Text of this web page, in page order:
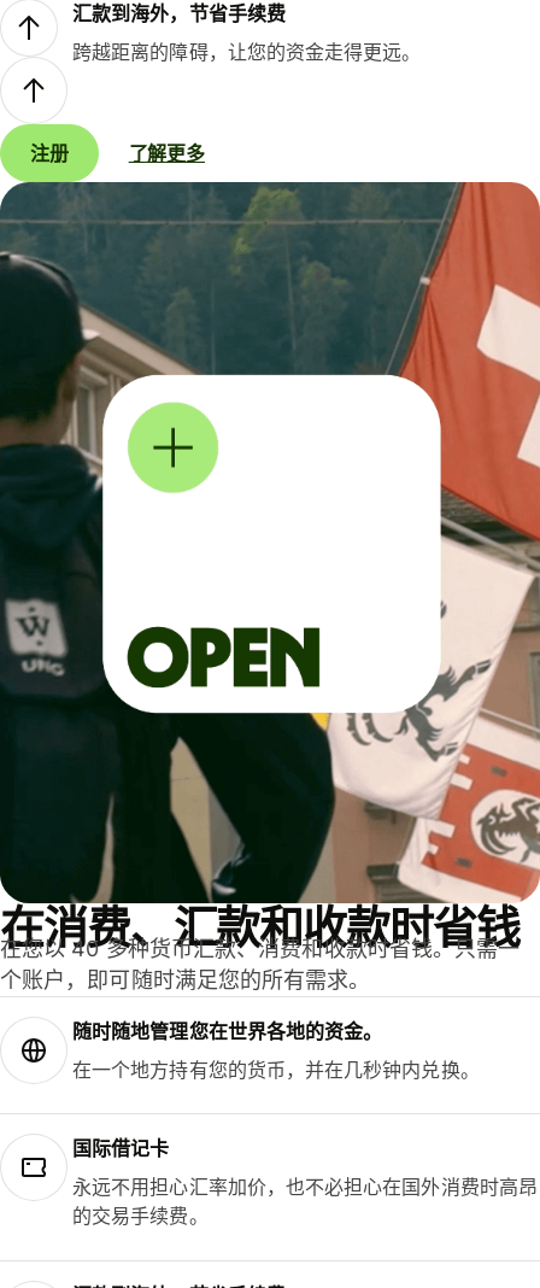
汇款到海外，节省手续费
跨越距离的障碍，让您的资金走得更远。
注册 了解更多
在消费、汇款和收款时省钱
在您以 40 多种货币汇款、消费和收款时省钱。只需一
个账户，即可随时满足您的所有需求。
随时随地管理您在世界各地的资金。
在一个地方持有您的货币，并在几秒钟内兑换。
国际借记卡
永远不用担心汇率加价，也不必担心在国外消费时高昂
的交易手续费。